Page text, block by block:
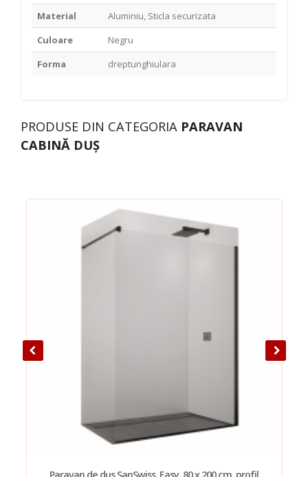
Material
Aluminiu, Sticla securizata
Culoare
Negru
Forma
dreptunghiulara
PRODUSE DIN CATEGORIA PARAVAN
CABINĂ DUȘ